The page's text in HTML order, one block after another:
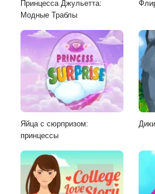
Принцесса Джульетта:
Модные Траблы
Яйца с сюрпризом:
принцессы